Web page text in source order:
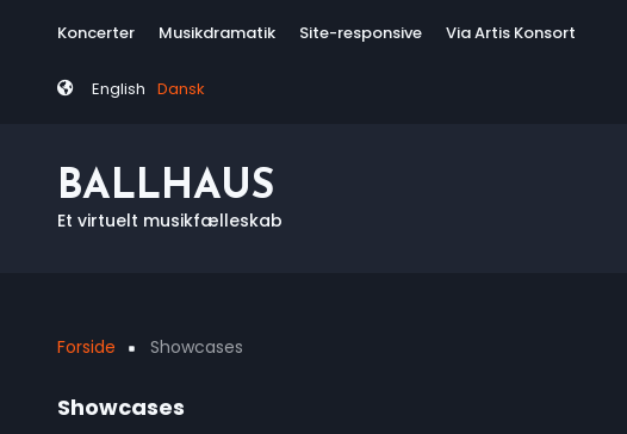
content
Tag
Koncerter Musikdramatik Site-responsive Via Artis Konsort
English Dansk
BALLHAUS
Et virtuelt musikfælleskab
Breadcrumb
Forside Showcases
Showcases